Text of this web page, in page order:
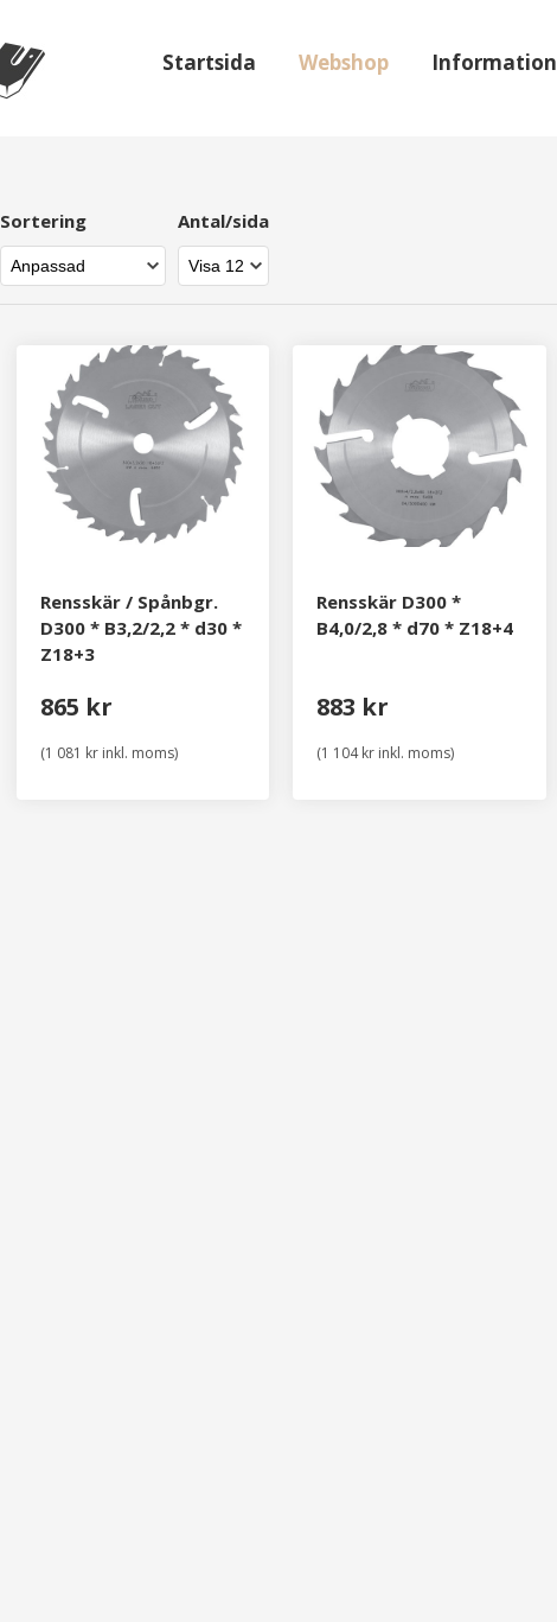
Startsida Webshop Information
Sortering Antal/sida
Rensskär / Spånbgr.
D300 * B3,2/2,2 * d30 *
Z18+3
865 kr
(1 081 kr inkl. moms)
Rensskär D300 *
B4,0/2,8 * d70 * Z18+4
883 kr
(1 104 kr inkl. moms)